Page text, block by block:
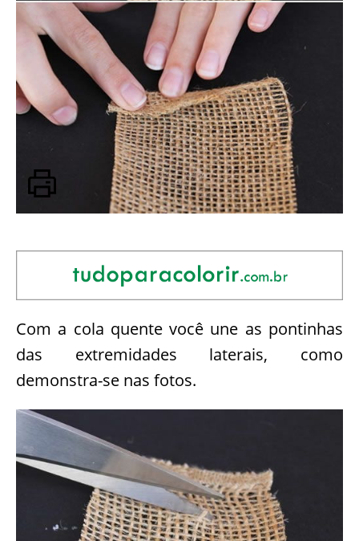
Com a cola quente você une as pontinhas
das extremidades laterais, como
demonstra-se nas fotos.